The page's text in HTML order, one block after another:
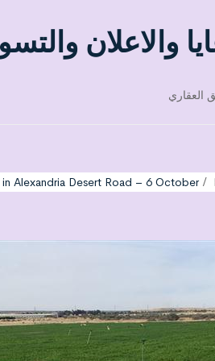
والاعلان
العقاري
in Alexandria Desert Road – 6 October